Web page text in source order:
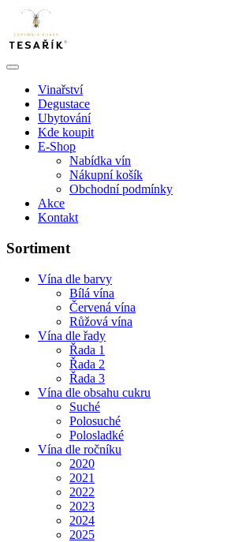
Vinařství
Degustace
Ubytování
Kde koupit
E-Shop
Nabídka vín
Nákupní košík
Obchodní podmínky
Akce
Kontakt
Sortiment
Vína dle barvy
Bílá vína
Červená vína
Růžová vína
Vína dle řady
Řada 1
Řada 2
Řada 3
Vína dle obsahu cukru
Suché
Polosuché
Polosladké
Vína dle ročníku
2020
2021
2022
2023
2024
2025